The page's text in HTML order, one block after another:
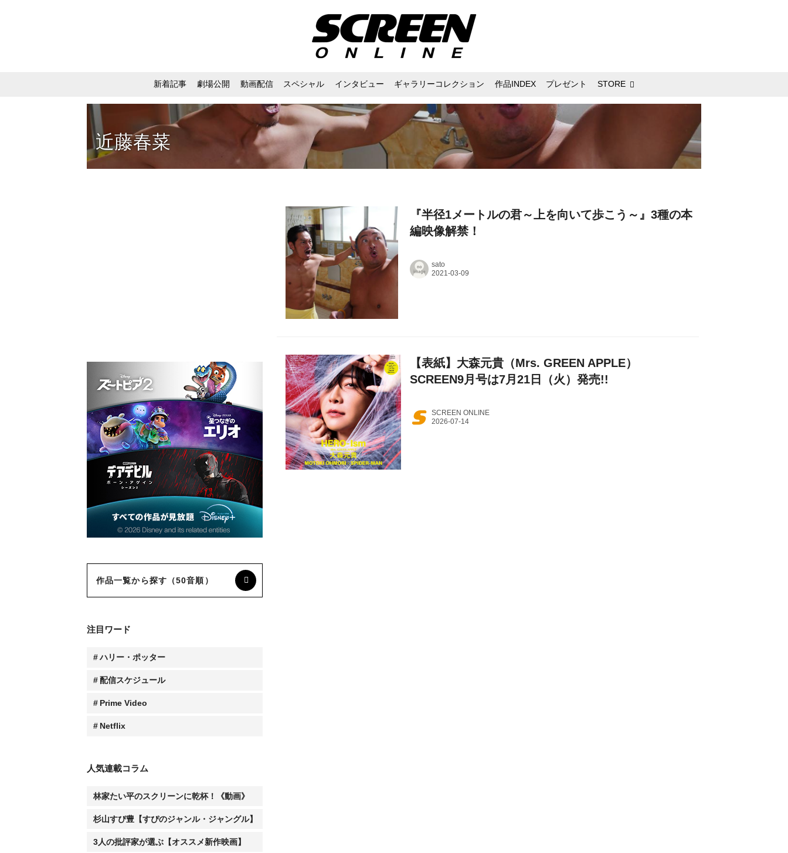
新着記事 劇場公開 動画配信 スペシャル インタビュー ギャラリーコレクション 作品INDEX プレゼント STORE
近藤春菜
『半径1メートルの君～上を向いて歩こう～』3種の本
編映像解禁！
sato
【表紙】大森元貴（Mrs. GREEN APPLE）
SCREEN9月号は7月21日（火）発売!!
SCREEN ONLINE
作品一覧から探す（50音順）
注目ワード
ハリー・ポッター
配信スケジュール
Prime Video
Netflix
人気連載コラム
林家たい平のスクリーンに乾杯！《動画》
杉山すぴ豊【すぴのジャンル・ジャングル】
3人の批評家が選ぶ【オススメ新作映画】